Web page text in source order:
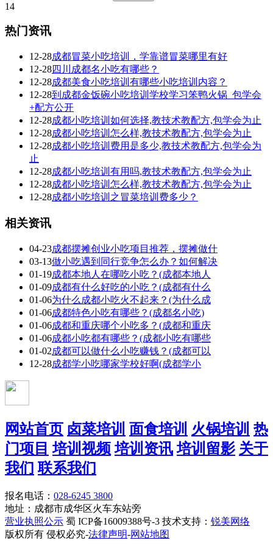
14
热门资讯
12-28成都冒菜小吃培训，学靠谱冒菜哪里有好
12-28四川成都名小吃有哪些？
12-28成都美食小吃培训有哪些小吃培训内容？
12-28到成都金饭碗小吃培训学校学习笨鸭火锅_包学会
+配方公开
12-28成都小吃培训如何选择,教技术教配方,包学会为止
12-28成都小吃培训怎么样,教技术教配方,包学会为止
12-28成都小吃培训费用是多少,教技术教配方,包学会为
止
12-28成都小吃培训有用吗,教技术教配方,包学会为止
12-28成都小吃培训怎么样,教技术教配方,包学会为止
12-28成都小吃培训之冒菜培训费多少？
相关资讯
04-23成都摆摊创业小吃项目推荐，摆摊做什
03-13做小吃遇到同行竞争怎么办？如何解决
01-19成都本地人在哪吃小吃？(成都本地人
01-09成都有什么好吃的小吃？(成都有什么
01-06为什么成都小吃火不起来？(为什么成
01-06成都特色小吃有哪些？(成都名小吃)
01-06成都和重庆哪个小吃多？(成都和重庆
01-06成都小吃都有哪些？(成都小吃有哪些
01-02成都可以做什么小吃赚钱？(成都可以
12-28成都学小吃哪家学校好啊(成都学小
网站首页 卤菜培训 面食培训 火锅培训 热
门项目 培训视频 培训资讯 培训留影 关于
我们 联系我们
报名电话： 028-6245 3800
地址：成都市成华区火车东站旁
营业执照公示 蜀 ICP备16009388号-3 技术支持： 锐美网络
版权所有 侵权必究-法律声明-网站地图